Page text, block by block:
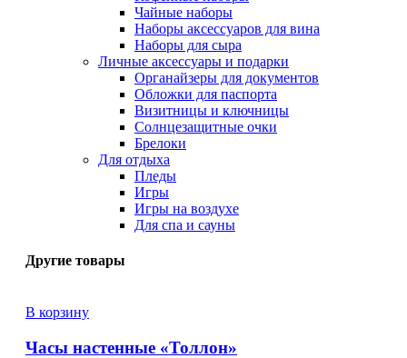
Чайные наборы
Наборы аксессуаров для вина
Наборы для сыра
Личные аксессуары и подарки
Органайзеры для документов
Обложки для паспорта
Визитницы и ключницы
Солнцезащитные очки
Брелоки
Для отдыха
Пледы
Игры
Игры на воздухе
Для спа и сауны
Другие товары
В корзину
Часы настенные «Толлон»